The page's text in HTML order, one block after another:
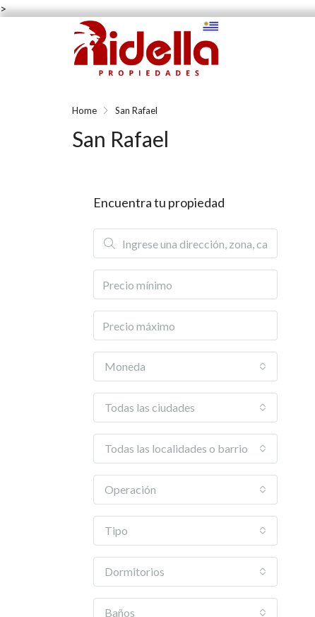
>
Home San Rafael
San Rafael
Encuentra tu propiedad
Moneda
Todas las ciudades
Todas las localidades o barrios
Operación
Tipo
Dormitorios
Baños